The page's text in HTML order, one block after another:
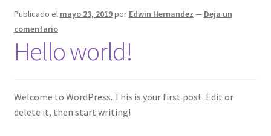
Publicado el mayo 23, 2019por Edwin Hernandez — Deja un
comentario
Hello world!
Welcome to WordPress. This is your first post. Edit or
delete it, then start writing!